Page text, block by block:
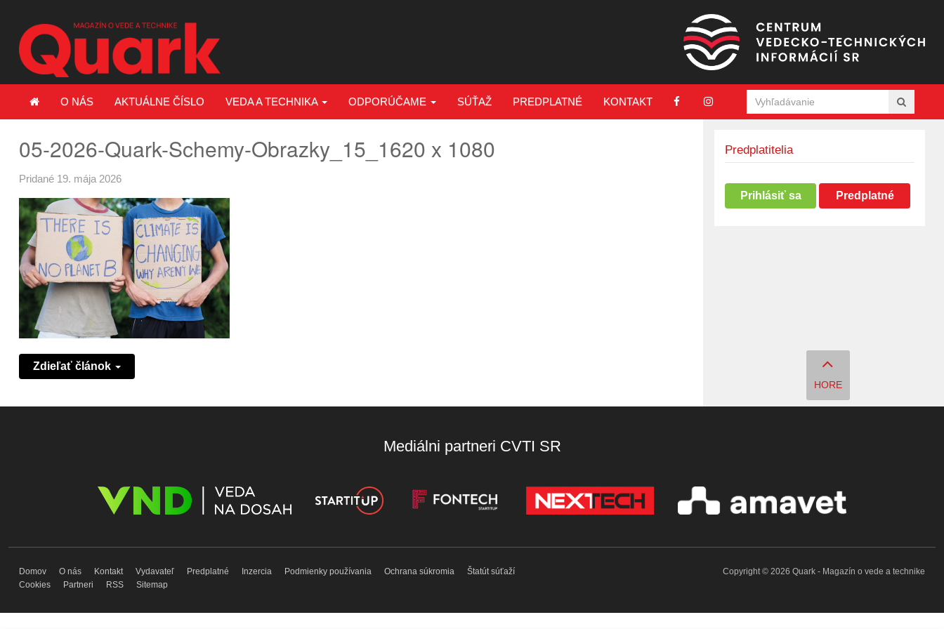
O NÁS AKTUÁLNE ČÍSLO VEDA A TECHNIKA ODPORÚČAME SÚŤAŽ PREDPLATNÉ KONTAKT
05-2026-Quark-Schemy-Obrazky_15_1620 x 1080
Pridané 19. mája 2026
Zdieľať článok
Predplatitelia
Prihlásiť sa Predplatné
HORE
Mediálni partneri CVTI SR
Domov O nás Kontakt Vydavateľ Predplatné Inzercia Podmienky používania Ochrana súkromia
Štatút súťaží
Cookies
Partneri RSS Sitemap
Copyright © 2026 Quark - Magazín o vede a technike